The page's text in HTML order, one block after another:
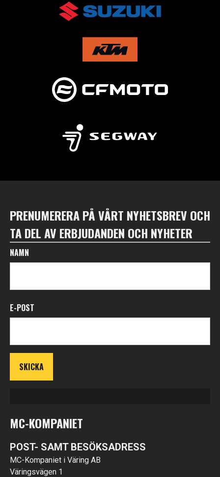
PRENUMERERA PÅ VÅRT NYHETSBREV OCH
TA DEL AV ERBJUDANDEN OCH NYHETER
NAMN
E-POST
MC-KOMPANIET
POST- SAMT BESÖKSADRESS
MC-Kompaniet i Väring AB
Väringsvägen 1